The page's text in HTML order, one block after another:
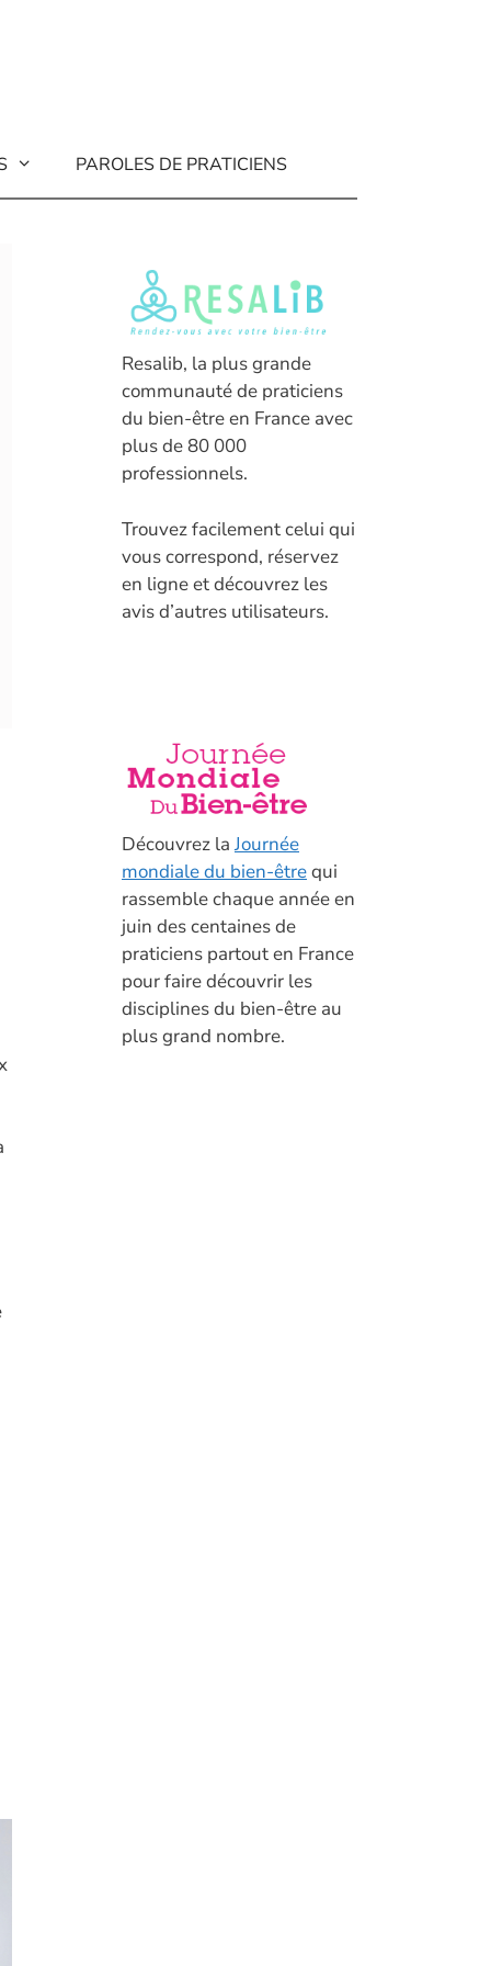
PAROLES DE PRATICIENS
Resalib, la plus grande
communauté de praticiens
du bien-être en France avec
plus de 80 000
professionnels.
Trouvez facilement celui qui
vous correspond, réservez
en ligne et découvrez les
avis d’autres utilisateurs.
Découvrez laJournée
mondiale du bien-êtrequi
rassemble chaque année en
juin des centaines de
praticiens partout en France
pour faire découvrir les
disciplines du bien-être au
plus grand nombre.